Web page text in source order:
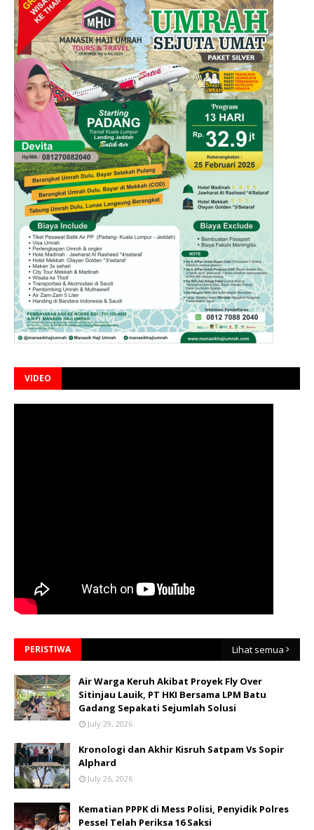
VIDEO
PERISTIWA Lihat semua
Air Warga Keruh Akibat Proyek Fly Over
Sitinjau Lauik, PT HKI Bersama LPM Batu
Gadang Sepakati Sejumlah Solusi
July 29, 2026
Kronologi dan Akhir Kisruh Satpam Vs Sopir
Alphard
July 26, 2026
Kematian PPPK di Mess Polisi, Penyidik Polres
Pessel Telah Periksa 16 Saksi